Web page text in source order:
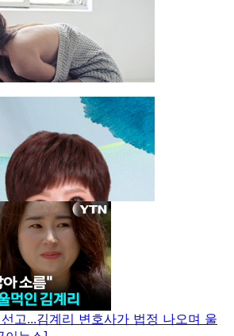
고...김계리 변호사가 법정 나오며 울